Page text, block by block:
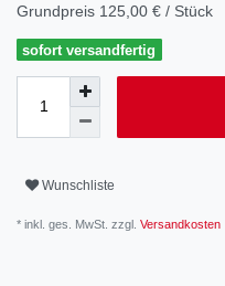
Grundpreis 125,00 € / Stück
sofort versandfertig
Wunschliste
* inkl. ges. MwSt. zzgl. Versandkosten